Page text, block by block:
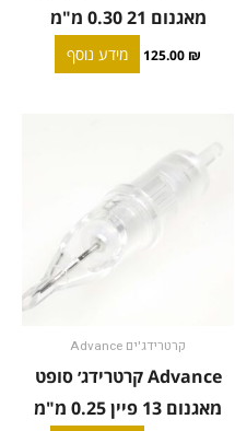
מאגנום 21 0.30 מ"מ
125.00 ₪ מידע נוסף
קרטרידג'ים Advance
Advance קרטרידג׳ סופט
מאגנום 13 פיין 0.25 מ"מ